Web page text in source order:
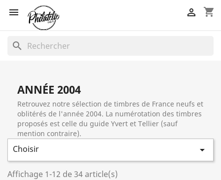
 shopping_cart

search
ANNÉE 2004
Retrouvez notre sélection de timbres de France neufs et
oblitérés de l'année 2004. La numérotation des timbres
proposés est celle du guide Yvert et Tellier (sauf
mention contraire).
Choisir 
Affichage 1-12 de 34 article(s)